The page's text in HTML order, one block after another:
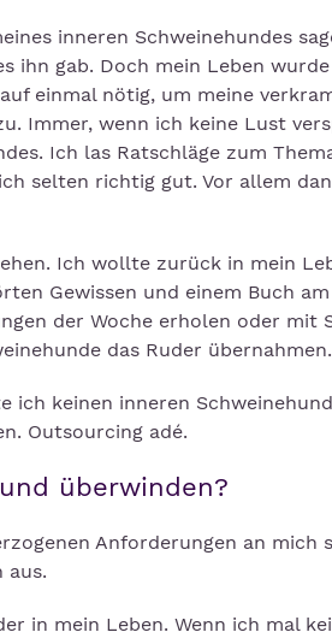
inneren Schweinehundes
ihn gab. Doch mein Leben
einmal nötig, um meine
Immer, wenn ich keine Lust
Ich las Ratschläge zum
selten richtig gut. Vor allem
Ich wollte zurück in mein
Gewissen und einem Buch
der Woche erholen oder mit
das Ruder übernahmen.
ich keinen inneren
Outsourcing adé.
überwinden?
Anforderungen an mich
aus.
in mein Leben. Wenn ich mal